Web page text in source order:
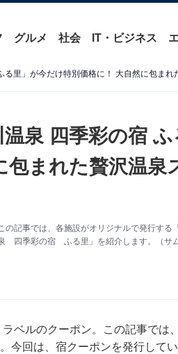
グルメ 社会 IT・ビジネス
泉 四季彩の宿 ふ
包まれた贅沢温泉
記事では、各施設がオリジナルで発行する
四季彩の宿 ふる里」を紹介します。（サ
ベルのクーポン。この記事では
今回は、宿クーポンを発行して